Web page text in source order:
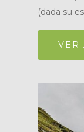
(dada su
VER